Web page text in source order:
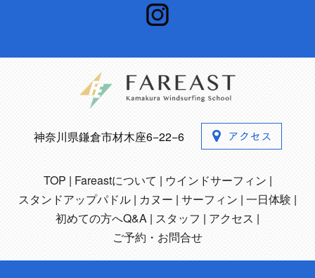
神奈川県鎌倉市材木座6−22−6
TOP Fareastについて
ウインドサーフィン
スタンドアップパドル
カヌー サーフィン 一日体験
初めての方へQ&A スタッフ
アクセス
ご予約・お問合せ